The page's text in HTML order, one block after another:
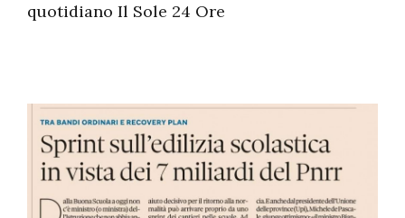
quotidiano Il Sole 24 Ore